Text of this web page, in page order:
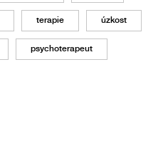
terapie úzkost
psychoterapeut